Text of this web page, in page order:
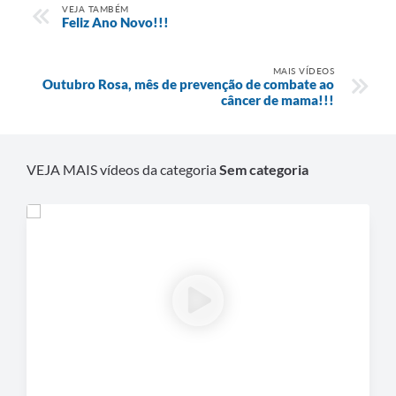
VEJA TAMBÉM
Feliz Ano Novo!!!
MAIS VÍDEOS
Outubro Rosa, mês de prevenção de combate ao
câncer de mama!!!
VEJA MAIS vídeos da categoriaSem categoria